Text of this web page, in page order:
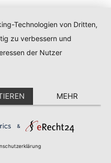
Technologien von Dritten,
zu verbessern und
der Nutzer
MEHR
&